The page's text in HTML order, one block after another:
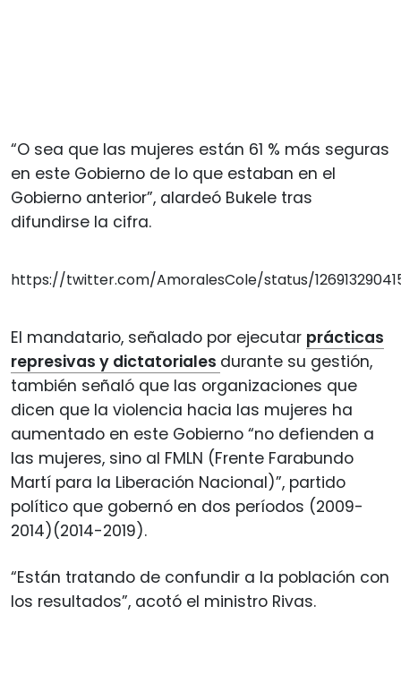
“O sea que las mujeres están 61 % más seguras
en este Gobierno de lo que estaban en el
Gobierno anterior”, alardeó Bukele tras
difundirse la cifra.
https://twitter.com/AmoralesCole/status/
El mandatario, señalado por ejecutar prácticas
represivas y dictatoriales durante su gestión,
también señaló que las organizaciones que
dicen que la violencia hacia las mujeres ha
aumentado en este Gobierno “no defienden a
las mujeres, sino al FMLN (Frente Farabundo
Martí para la Liberación Nacional)”, partido
político que gobernó en dos períodos (2009-
2014)(2014-2019).
“Están tratando de confundir a la población con
los resultados”, acotó el ministro Rivas.